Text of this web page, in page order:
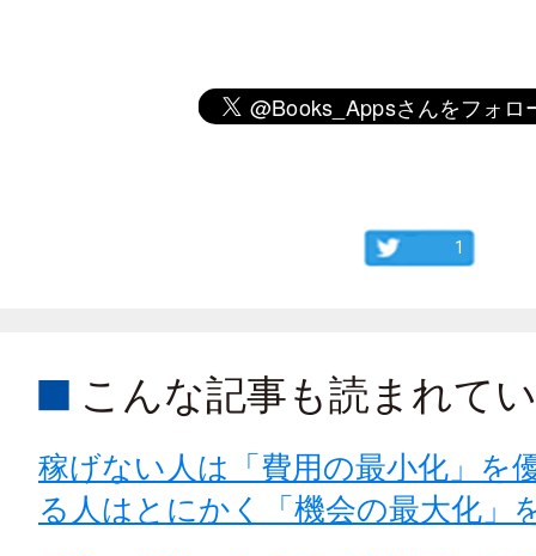
1
こんな記事も読まれて
稼げない人は「費用の最小化」を
る人はとにかく「機会の最大化」